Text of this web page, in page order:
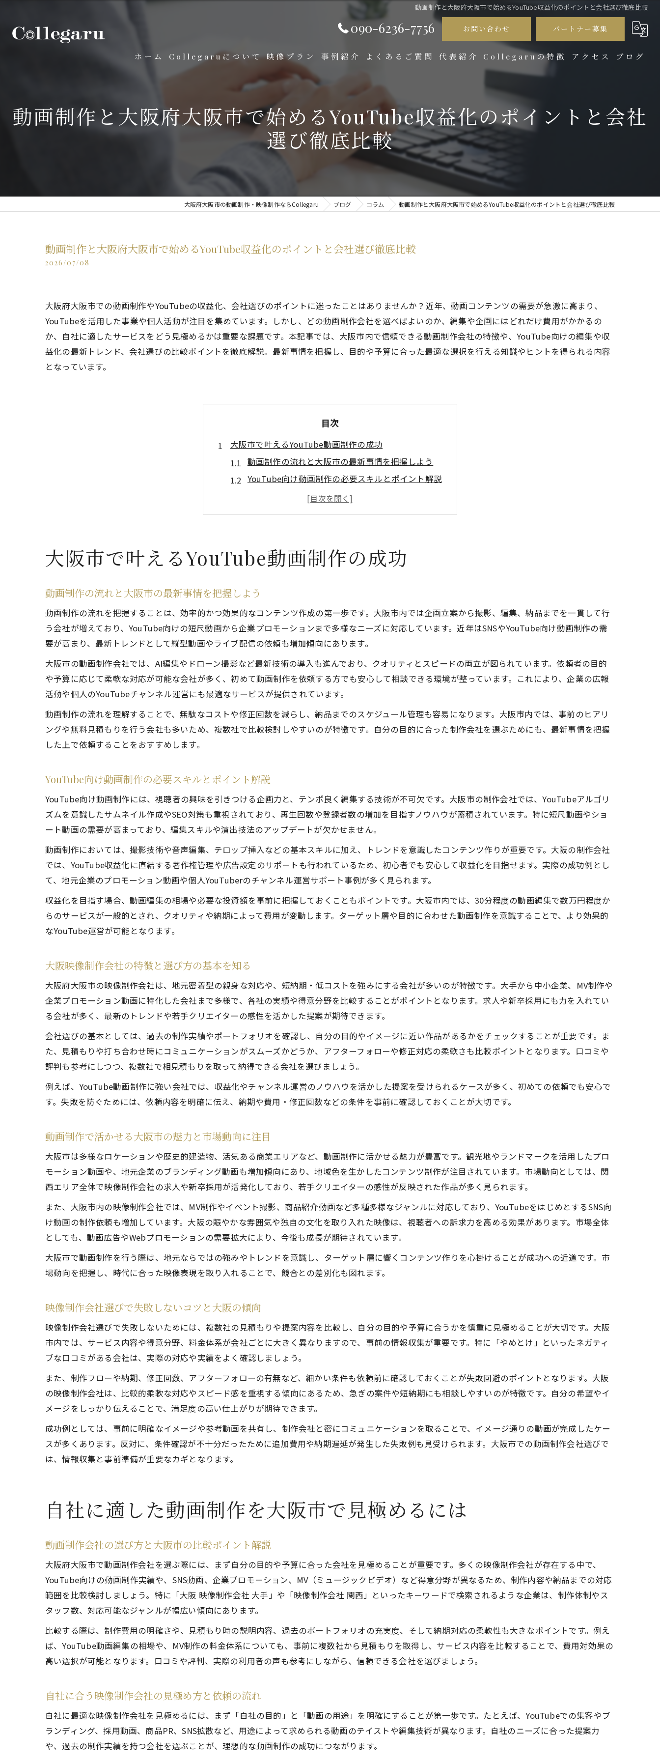
動画制作と大阪府大阪市で始めるYouTube収益化のポイントと会社選び徹底比較
090-6236-7756 お問い合わせ パートナー募集
ホーム Collegaruについて 映像プラン
プロモーション映像
セレモニー映像
手書きアニメーション動画
3DCG
事例紹介 よくあるご質問 代表紹介 Collegaruの特徴
サブスク
会社紹介
プロモーション
採用動画
アクセス ブログ
動画制作と大阪府大阪市で始めるYouTube収益化のポイントと会社
選び徹底比較
大阪府大阪市の動画制作・映像制作ならCollegaru ブログ コラム 動画制作と大阪府大阪市で始めるYouTube収益化のポイントと会社選び徹底比較
動画制作と大阪府大阪市で始めるYouTube収益化のポイントと会社選び徹底比較
2026/07/08
大阪府大阪市での動画制作やYouTubeの収益化、会社選びのポイントに迷ったことはありませんか？近年、動画コンテンツの需要が急激に高まり、
YouTubeを活用した事業や個人活動が注目を集めています。しかし、どの動画制作会社を選べばよいのか、編集や企画にはどれだけ費用がかかるの
か、自社に適したサービスをどう見極めるかは重要な課題です。本記事では、大阪市内で信頼できる動画制作会社の特徴や、YouTube向けの編集や収
益化の最新トレンド、会社選びの比較ポイントを徹底解説。最新事情を把握し、目的や予算に合った最適な選択を行える知識やヒントを得られる内容
となっています。
目次
大阪市で叶えるYouTube動画制作の成功
動画制作の流れと大阪市の最新事情を把握しよう
YouTube向け動画制作の必要スキルとポイント解説
大阪映像制作会社の特徴と選び方の基本を知る
動画制作で活かせる大阪市の魅力と市場動向に注目
自社に適した動画制作を大阪市で見極めるには
動画制作会社の選び方と大阪市の比較ポイント解説
大阪映像制作会社の求人や採用状況を知る方法
動画制作依頼時に重視したい大阪の地元特性
大阪MV制作会社を活用したYouTube動画戦略
YouTube収益化に強い大阪市の動画制作サービス
動画制作とYouTube収益化の最新トレンド解説
大阪映像制作会社が提案する収益化ノウハウとは
動画制作会社の実績と関西市場の収益モデル分析
映像制作会社の求人情報から見る収益化可能性
大阪映像制作会社の評判と求人動向を徹底分析
動画制作サービスの比較ポイントと選定基準
映像制作会社やめとけと言われる理由を解説
大阪市で映像制作を依頼する時の注目ポイント
動画制作を依頼する際の大阪市内注目ポイント
大阪MV制作会社で実現する高品質動画制作
失敗しない大阪の動画制作会社比較術
映像制作会社の選択ポイントと求人情報の活用法
大阪映像制作会社の大手と中小の違いを徹底比較
YouTube動画制作を依頼する際の比較ポイント
大阪市で叶えるYouTube動画制作の成功
動画制作の流れと大阪市の最新事情を把握しよう
動画制作の流れを把握することは、効率的かつ効果的なコンテンツ作成の第一歩です。大阪市内では企画立案から撮影、編集、納品までを一貫して行
う会社が増えており、YouTube向けの短尺動画から企業プロモーションまで多様なニーズに対応しています。近年はSNSやYouTube向け動画制作の需
要が高まり、最新トレンドとして縦型動画やライブ配信の依頼も増加傾向にあります。
大阪市の動画制作会社では、AI編集やドローン撮影など最新技術の導入も進んでおり、クオリティとスピードの両立が図られています。依頼者の目的
や予算に応じて柔軟な対応が可能な会社が多く、初めて動画制作を依頼する方でも安心して相談できる環境が整っています。これにより、企業の広報
活動や個人のYouTubeチャンネル運営にも最適なサービスが提供されています。
動画制作の流れを理解することで、無駄なコストや修正回数を減らし、納品までのスケジュール管理も容易になります。大阪市内では、事前のヒアリ
ングや無料見積もりを行う会社も多いため、複数社で比較検討しやすいのが特徴です。自分の目的に合った制作会社を選ぶためにも、最新事情を把握
した上で依頼することをおすすめします。
YouTube向け動画制作の必要スキルとポイント解説
YouTube向け動画制作には、視聴者の興味を引きつける企画力と、テンポ良く編集する技術が不可欠です。大阪市の制作会社では、YouTubeアルゴリ
ズムを意識したサムネイル作成やSEO対策も重視されており、再生回数や登録者数の増加を目指すノウハウが蓄積されています。特に短尺動画やショ
ート動画の需要が高まっており、編集スキルや演出技法のアップデートが欠かせません。
動画制作においては、撮影技術や音声編集、テロップ挿入などの基本スキルに加え、トレンドを意識したコンテンツ作りが重要です。大阪の制作会社
では、YouTube収益化に直結する著作権管理や広告設定のサポートも行われているため、初心者でも安心して収益化を目指せます。実際の成功例とし
て、地元企業のプロモーション動画や個人YouTuberのチャンネル運営サポート事例が多く見られます。
収益化を目指す場合、動画編集の相場や必要な投資額を事前に把握しておくこともポイントです。大阪市内では、30分程度の動画編集で数万円程度か
らのサービスが一般的とされ、クオリティや納期によって費用が変動します。ターゲット層や目的に合わせた動画制作を意識することで、より効果的
なYouTube運営が可能となります。
大阪映像制作会社の特徴と選び方の基本を知る
大阪府大阪市の映像制作会社は、地元密着型の親身な対応や、短納期・低コストを強みにする会社が多いのが特徴です。大手から中小企業、MV制作や
企業プロモーション動画に特化した会社まで多様で、各社の実績や得意分野を比較することがポイントとなります。求人や新卒採用にも力を入れてい
る会社が多く、最新のトレンドや若手クリエイターの感性を活かした提案が期待できます。
会社選びの基本としては、過去の制作実績やポートフォリオを確認し、自分の目的やイメージに近い作品があるかをチェックすることが重要です。ま
た、見積もりや打ち合わせ時にコミュニケーションがスムーズかどうか、アフターフォローや修正対応の柔軟さも比較ポイントとなります。口コミや
評判も参考にしつつ、複数社で相見積もりを取って納得できる会社を選びましょう。
例えば、YouTube動画制作に強い会社では、収益化やチャンネル運営のノウハウを活かした提案を受けられるケースが多く、初めての依頼でも安心で
す。失敗を防ぐためには、依頼内容を明確に伝え、納期や費用・修正回数などの条件を事前に確認しておくことが大切です。
動画制作で活かせる大阪市の魅力と市場動向に注目
大阪市は多様なロケーションや歴史的建造物、活気ある商業エリアなど、動画制作に活かせる魅力が豊富です。観光地やランドマークを活用したプロ
モーション動画や、地元企業のブランディング動画も増加傾向にあり、地域色を生かしたコンテンツ制作が注目されています。市場動向としては、関
西エリア全体で映像制作会社の求人や新卒採用が活発化しており、若手クリエイターの感性が反映された作品が多く見られます。
また、大阪市内の映像制作会社では、MV制作やイベント撮影、商品紹介動画など多種多様なジャンルに対応しており、YouTubeをはじめとするSNS向
け動画の制作依頼も増加しています。大阪の賑やかな雰囲気や独自の文化を取り入れた映像は、視聴者への訴求力を高める効果があります。市場全体
としても、動画広告やWebプロモーションの需要拡大により、今後も成長が期待されています。
大阪市で動画制作を行う際は、地元ならではの強みやトレンドを意識し、ターゲット層に響くコンテンツ作りを心掛けることが成功への近道です。市
場動向を把握し、時代に合った映像表現を取り入れることで、競合との差別化も図れます。
映像制作会社選びで失敗しないコツと大阪の傾向
映像制作会社選びで失敗しないためには、複数社の見積もりや提案内容を比較し、自分の目的や予算に合うかを慎重に見極めることが大切です。大阪
市内では、サービス内容や得意分野、料金体系が会社ごとに大きく異なりますので、事前の情報収集が重要です。特に「やめとけ」といったネガティ
ブな口コミがある会社は、実際の対応や実績をよく確認しましょう。
また、制作フローや納期、修正回数、アフターフォローの有無など、細かい条件も依頼前に確認しておくことが失敗回避のポイントとなります。大阪
の映像制作会社は、比較的柔軟な対応やスピード感を重視する傾向にあるため、急ぎの案件や短納期にも相談しやすいのが特徴です。自分の希望やイ
メージをしっかり伝えることで、満足度の高い仕上がりが期待できます。
成功例としては、事前に明確なイメージや参考動画を共有し、制作会社と密にコミュニケーションを取ることで、イメージ通りの動画が完成したケー
スが多くあります。反対に、条件確認が不十分だったために追加費用や納期遅延が発生した失敗例も見受けられます。大阪市での動画制作会社選びで
は、情報収集と事前準備が重要なカギとなります。
自社に適した動画制作を大阪市で見極めるには
動画制作会社の選び方と大阪市の比較ポイント解説
大阪府大阪市で動画制作会社を選ぶ際には、まず自分の目的や予算に合った会社を見極めることが重要です。多くの映像制作会社が存在する中で、
YouTube向けの動画制作実績や、SNS動画、企業プロモーション、MV（ミュージックビデオ）など得意分野が異なるため、制作内容や納品までの対応
範囲を比較検討しましょう。特に「大阪 映像制作会社 大手」や「映像制作会社 関西」といったキーワードで検索されるような企業は、制作体制やス
タッフ数、対応可能なジャンルが幅広い傾向にあります。
比較する際は、制作費用の明確さや、見積もり時の説明内容、過去のポートフォリオの充実度、そして納期対応の柔軟性も大きなポイントです。例え
ば、YouTube動画編集の相場や、MV制作の料金体系についても、事前に複数社から見積もりを取得し、サービス内容を比較することで、費用対効果の
高い選択が可能となります。口コミや評判、実際の利用者の声も参考にしながら、信頼できる会社を選びましょう。
自社に合う映像制作会社の見極め方と依頼の流れ
自社に最適な映像制作会社を見極めるには、まず「自社の目的」と「動画の用途」を明確にすることが第一歩です。たとえば、YouTubeでの集客やブ
ランディング、採用動画、商品PR、SNS拡散など、用途によって求められる動画のテイストや編集技術が異なります。自社のニーズに合った提案力
や、過去の制作実績を持つ会社を選ぶことが、理想的な動画制作の成功につながります。